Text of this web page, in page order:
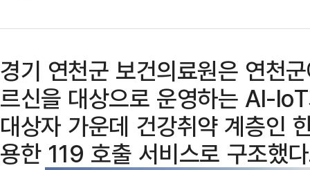
경기 연천군 보건의료원은 연천
르신을 대상으로 운영하는 AI-
대상자 가운데 건강취약 계층인
용한 119 호출 서비스로 구조했